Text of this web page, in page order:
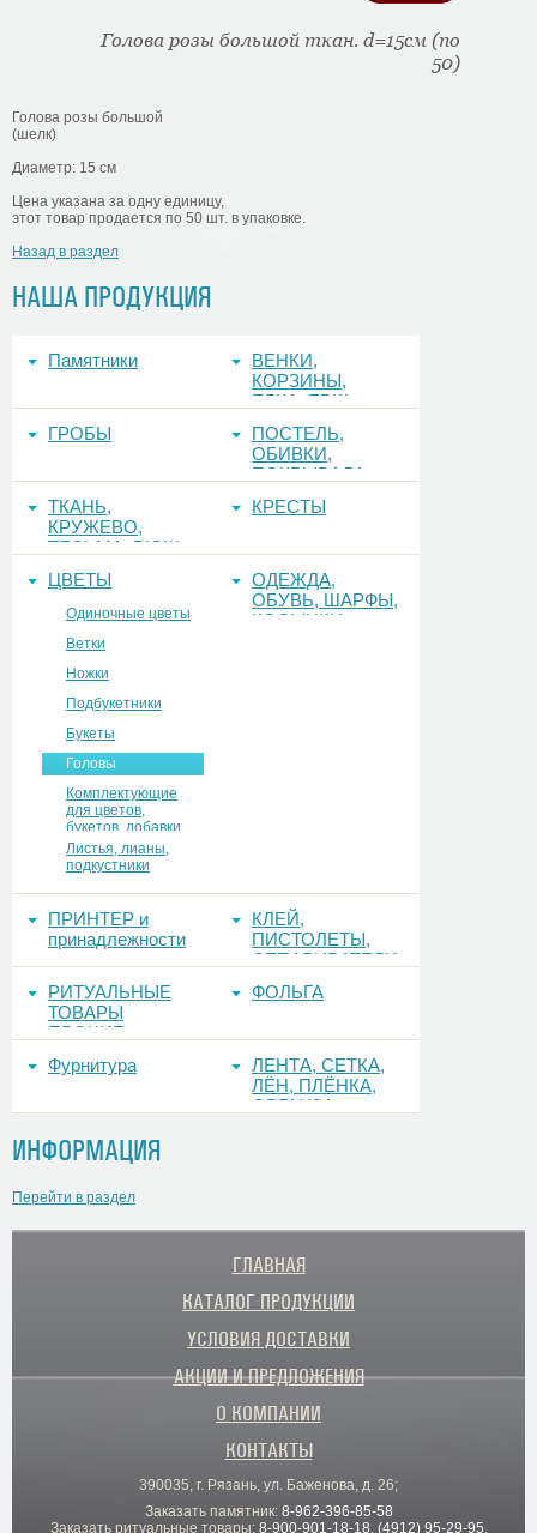
НАША ПРОДУКЦИЯ
Памятники
ВЕНКИ,
КОРЗИНЫ,
ЕЛКА, ЕРШ,
ГРОБЫ
ПОСТЕЛЬ,
ОБИВКИ,
ПОКРЫВАЛА
ТКАНЬ,
КРУЖЕВО,
ТЕСЬМА, РЮШ
КРЕСТЫ
ЦВЕТЫ
Одиночные цветы
Ветки
Ножки
Подбукетники
Букеты
Головы
Комплектующие
для цветов,
букетов, добавки
Листья, лианы,
подкустники
ОДЕЖДА,
ОБУВЬ, ШАРФЫ,
КОСЫНКИ
ПРИНТЕР и
принадлежности
КЛЕЙ,
ПИСТОЛЕТЫ,
ОТПАРИВАТЕЛИ
РИТУАЛЬНЫЕ
ТОВАРЫ
ПРОЧИЕ
ФОЛЬГА
Фурнитура
ЛЕНТА, СЕТКА,
ЛЁН, ПЛЁНКА,
ОРГАНЗА
ИНФОРМАЦИЯ
Перейти в раздел
Голова розы большой ткан. d=15см (по
50)
Голова розы большой
(шелк)
Диаметр: 15 см
Цена указана за одну единицу,
этот товар продается по 50 шт. в упаковке.
Назад в раздел
ГЛАВНАЯ
КАТАЛОГ ПРОДУКЦИИ
УСЛОВИЯ ДОСТАВКИ
АКЦИИ И ПРЕДЛОЖЕНИЯ
О КОМПАНИИ
КОНТАКТЫ
390035, г. Рязань, ул. Баженова, д. 26;
Заказать памятник: 8-962-396-85-58
Заказать ритуальные товары: 8-900-901-18-18, (4912) 95-29-95,